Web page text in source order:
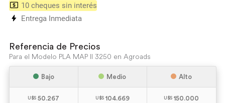
10 cheques sin interés
Entrega Inmediata
Referencia de Precios
Para el Modelo PLA MAP II 3250 en Agroads
Bajo Medio Alto
50.267 104.669 150.000